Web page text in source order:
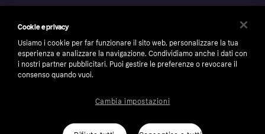
number: 556737-0431
Cookie e privacy
Usiamo i cookie per far funzionare il sito web, personalizzare la tua
esperienza e analizzare la navigazione. Condividiamo anche i dati con
i nostri partner pubblicitari. Puoi gestire le preferenze o revocare il
consenso quando vuoi.
Cambia impostazioni